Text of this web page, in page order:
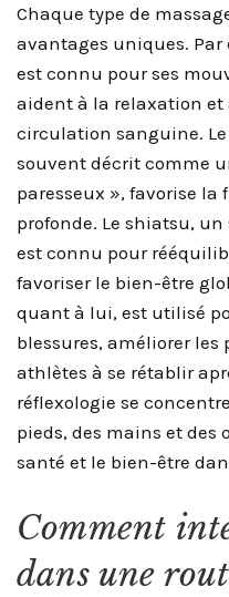
Chaque type de
avantages uniques. Par
est connu pour ses
aident à la relaxation et
circulation sanguine.
souvent décrit comme
paresseux », favorise
profonde. Le shiatsu,
est connu pour
favoriser le bien-être
quant à lui, est utilisé
blessures, améliorer les
athlètes à se rétablir
réflexologie se
pieds, des mains et des
santé et le bien-être
Comment
dans une